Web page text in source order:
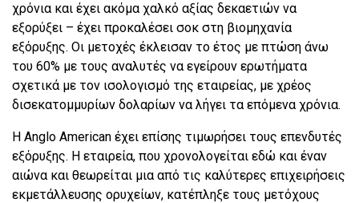
χρόνια και έχει ακόμα χαλκό αξίας δεκαετιών να
εξορύξει – έχει προκαλέσει σοκ στη βιομηχανία
εξόρυξης. Οι μετοχές έκλεισαν το έτος με πτώση άνω
του 60% με τους αναλυτές να εγείρουν ερωτήματα
σχετικά με τον ισολογισμό της εταιρείας, με χρέος
δισεκατομμυρίων δολαρίων να λήγει τα επόμενα χρόνια.
Η Anglo American έχει επίσης τιμωρήσει τους επενδυτές
εξόρυξης. Η εταιρεία, που χρονολογείται εδώ και έναν
αιώνα και θεωρείται μια από τις καλύτερες επιχειρήσεις
εκμετάλλευσης ορυχείων, κατέπληξε τους μετόχους